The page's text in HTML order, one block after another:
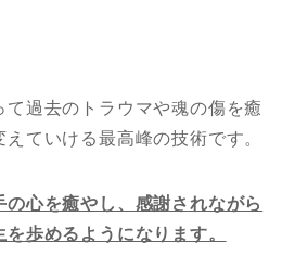
過去のトラウマや魂の傷を癒
ていける最高峰の技術です。
の心を癒やし、感謝されながら
歩めるようになります。